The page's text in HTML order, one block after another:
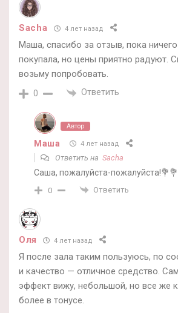
Sacha 4 лет назад
Маша, спасибо за отзыв, пока
покупала, но цены приятно радуют.
возьму попробовать.
0 Ответить
Автор
Маша 4 лет назад
Ответить на Sacha
Саша, пожалуйста-
0 Ответить
Оля 4 лет назад
Я после зала таким пользуюсь, по
и качество — отличное средство.
эффект вижу, небольшой, но все же
более в тонусе.